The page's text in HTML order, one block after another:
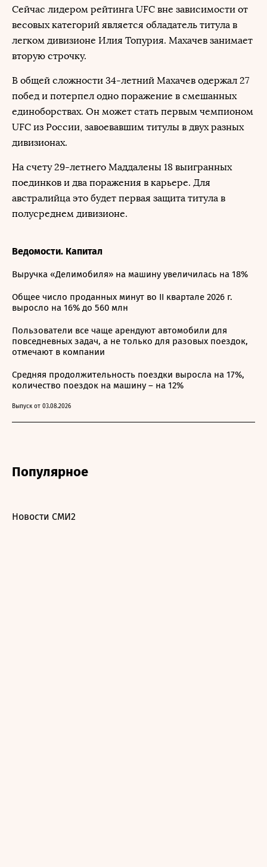
Сейчас лидером рейтинга UFC вне зависимости от
весовых категорий является обладатель титула в
легком дивизионе Илия Топурия. Махачев занимает
вторую строчку.
В общей сложности 34-летний Махачев одержал 27
побед и потерпел одно поражение в смешанных
единоборствах. Он может стать первым чемпионом
UFC из России, завоевавшим титулы в двух разных
дивизионах.
На счету 29-летнего Маддалены 18 выигранных
поединков и два поражения в карьере. Для
австралийца это будет первая защита титула в
полусреднем дивизионе.
Ведомости. Капитал
Выручка «Делимобиля» на машину увеличилась на 18%
Общее число проданных минут во II квартале 2026 г.
выросло на 16% до 560 млн
Пользователи все чаще арендуют автомобили для
повседневных задач, а не только для разовых поездок,
отмечают в компании
Средняя продолжительность поездки выросла на 17%,
количество поездок на машину – на 12%
Выпуск от 03.08.2026
Популярное
Новости СМИ2